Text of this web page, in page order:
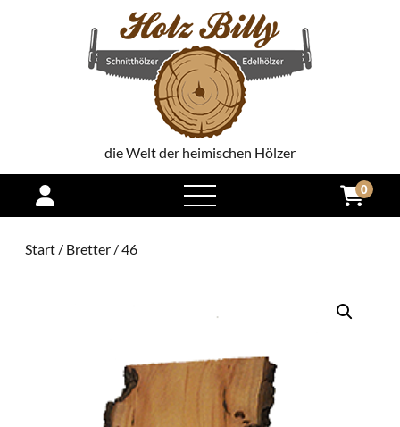
die Welt der heimischen Hölzer
open
menu
0
Start / Bretter / 46